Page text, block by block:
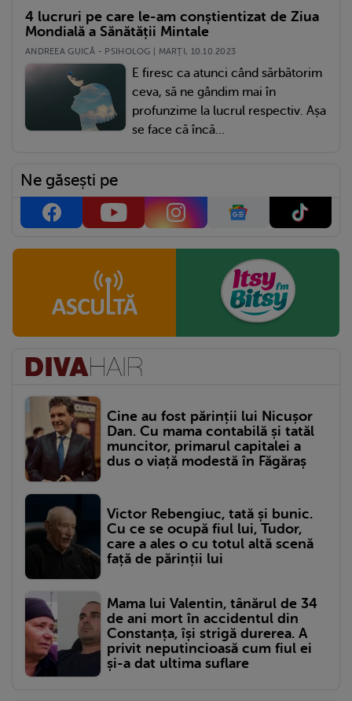
4 lucruri pe care le-am conștientizat de Ziua
Mondială a Sănătății Mintale
ANDREEA GUICĂ - PSIHOLOG | MARŢI, 10.10.2023
E firesc ca atunci când sărbătorim
ceva, să ne gândim mai în
profunzime la lucrul respectiv. Așa
se face că încă...
Ne găsești pe
Cine au fost părinții lui Nicușor
Dan. Cu mama contabilă și tatăl
muncitor, primarul capitalei a
dus o viață modestă în Făgăraș
Victor Rebengiuc, tată și bunic.
Cu ce se ocupă fiul lui, Tudor,
care a ales o cu totul altă scenă
față de părinții lui
Mama lui Valentin, tânărul de 34
de ani mort în accidentul din
Constanța, își strigă durerea. A
privit neputincioasă cum fiul ei
și-a dat ultima suflare